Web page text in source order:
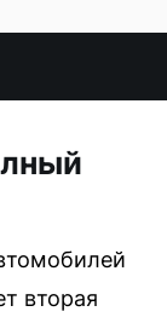
вторая